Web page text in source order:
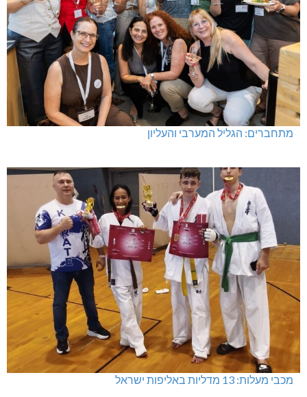
מתחברים: הגליל המערבי והעליון
מכבי מעלות: 13 מדליות באליפות ישראל